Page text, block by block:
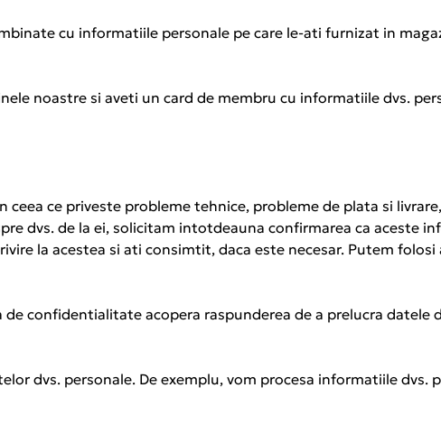
cu informatiile personale pe care le-ati furnizat in
noastre si aveti un card de membru cu informatiile dvs.
ce priveste probleme tehnice, probleme de plata si
dvs. de la ei, solicitam intotdeauna confirmarea ca aceste
la acestea si ati consimtit, daca este necesar. Putem
confidentialitate acopera raspunderea de a prelucra datele
dvs. personale. De exemplu, vom procesa informatiile dvs.